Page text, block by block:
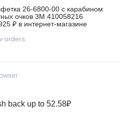
26-6800-00 с карабином
очков 3M 410058216
₽ в интернет‑магазине
orders
back up to 52.58₽